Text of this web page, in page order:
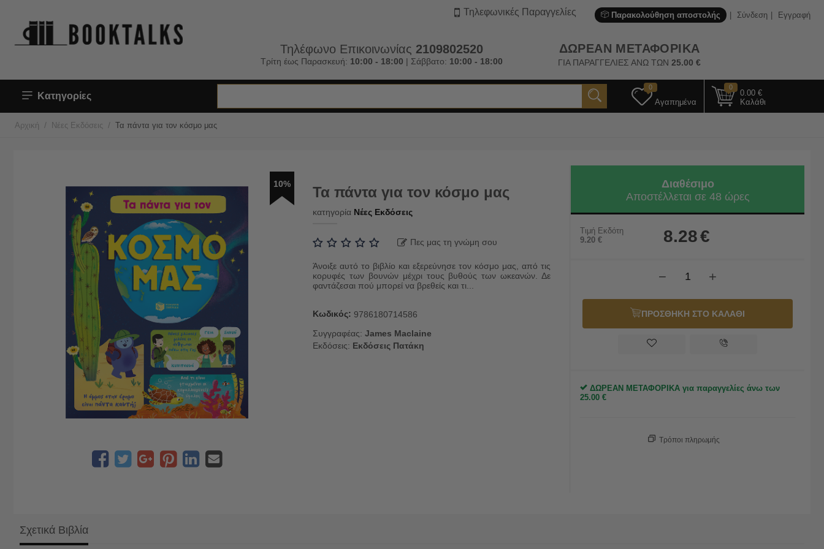
Παρακολούθηση αποστολής Σύνδεση Εγγραφή
Τηλεφωνικές Παραγγελίες
Τηλέφωνο Επικοινωνίας 2109802520
Τρίτη έως Παρασκευή: 10:00 - 18:00 | Σάββατο: 10:00 - 18:00
ΔΩΡΕΑΝ ΜΕΤΑΦΟΡΙΚΑ
ΓΙΑ ΠΑΡΑΓΓΕΛΙΕΣ ΑΝΩ ΤΩΝ25.00 €
Κατηγορίες
0
Αγαπημένα
0
0.00 €
Καλάθι
Αρχική / Νέες Εκδόσεις / Τα πάντα για τον κόσμο μας
10% Τα πάντα για τον κόσμο μας
κατηγορία Νέες Εκδόσεις
Πες μας τη γνώμη σου
Άνοιξε αυτό το βιβλίο και εξερεύνησε τον κόσμο μας, από τις
κορυφές των βουνών μέχρι τους βυθούς των ωκεανών. Δε
φαντάζεσαι πού μπορεί να βρεθείς και τι...
Κωδικός: 9786180714586
Συγγραφέας: James Maclaine
Εκδόσεις: Εκδόσεις Πατάκη
Διαθέσιμο
Αποστέλλεται σε 48 ώρες
Τιμή Εκδότη
9.20 € 8.28€
+
−
ΠΡΟΣΘΗΚΗ ΣΤΟ ΚΑΛΑΘΙ
ΔΩΡΕΑΝ ΜΕΤΑΦΟΡΙΚΑ για παραγγελίες άνω των
25.00 €
Τρόποι πληρωμής
Σχετικά Βιβλία